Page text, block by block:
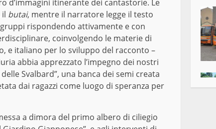
d’immagini itinerante dei cantastorie. Le
butai, mentre il narratore legge il testo
rispondendo attivamente e con
coinvolgendo le materie di
e italiano per lo sviluppo del racconto –
abbia apprezzato l’impegno dei nostri
Svalbard”, una banca dei semi creata
dai ragazzi come luogo di speranza per
a dimora del primo albero di ciliegio